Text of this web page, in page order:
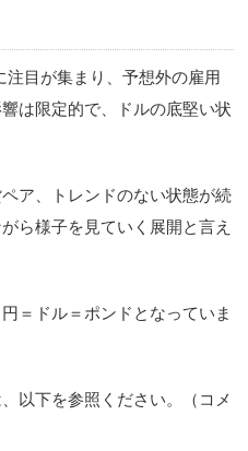
目が集まり、予想外の雇用
は限定的で、ドルの底堅い状
ア、トレンドのない状態が続
ら様子を見ていく展開と言え
＝ドル＝ポンドとなっていま
以下を参照ください。（コメ